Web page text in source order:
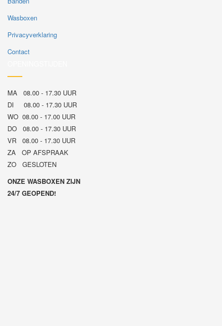
Wasboxen
Privacyverklaring
Contact
MA 08.00 - 17.30 UUR
DI 08.00 - 17.30 UUR
WO 08.00 - 17.00 UUR
DO 08.00 - 17.30 UUR
VR 08.00 - 17.30 UUR
ZA OP AFSPRAAK
ZO GESLOTEN
ONZE WASBOXEN ZIJN
24/7 GEOPEND!